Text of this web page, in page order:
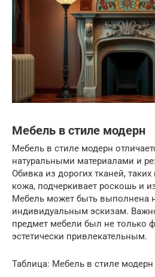
Мебель в стиле модерн
Мебель в стиле модерн
натуральными материалами и
Обивка из дорогих тканей,
кожа, подчеркивает роскошь и
Мебель может быть выполнена
индивидуальным эскизам.
предмет мебели был не только
эстетически привлекательным.
Таблица: Мебель в стиле модерн